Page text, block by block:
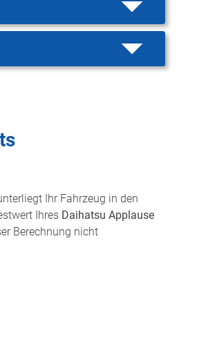
Ihr Fahrzeug in den
Ihres Daihatsu Applause
Berechnung nicht